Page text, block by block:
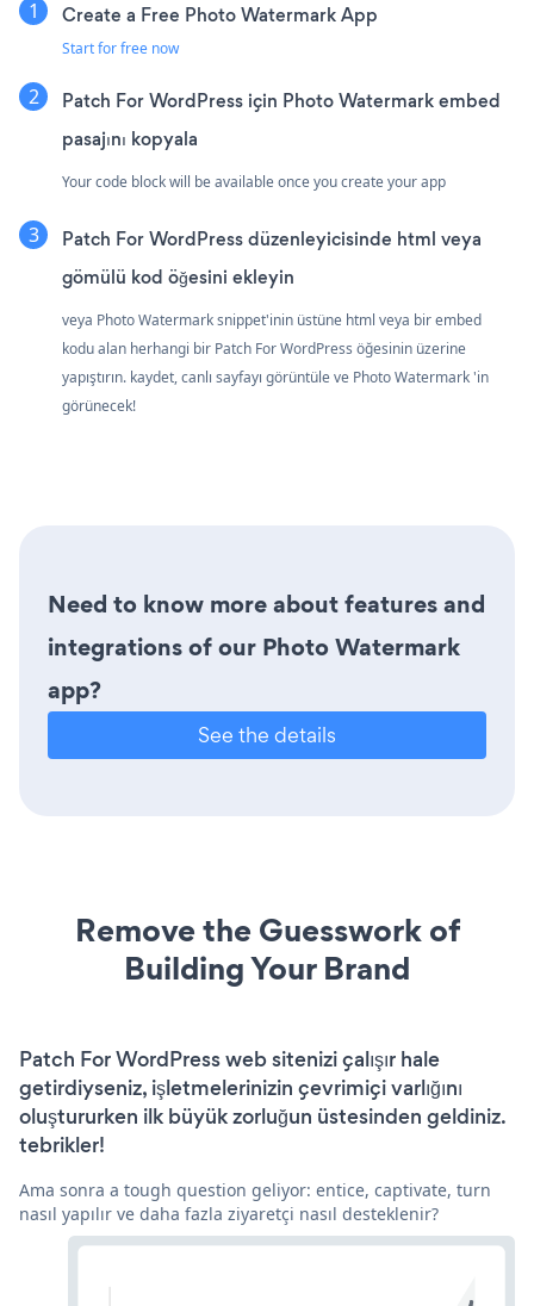
Create a Free Photo Watermark App
Start for free now
Patch For WordPress için Photo Watermark embed
pasajını kopyala
Your code block will be available once you create your app
Patch For WordPress düzenleyicisinde html veya
gömülü kod öğesini ekleyin
veya Photo Watermark snippet'inin üstüne html veya bir embed
kodu alan herhangi bir Patch For WordPress öğesinin üzerine
yapıştırın. kaydet, canlı sayfayı görüntüle ve Photo Watermark 'in
görünecek!
Need to know more about features and
integrations of our Photo Watermark
app?
See the details
Remove the Guesswork of
Building Your Brand
Patch For WordPress web sitenizi çalışır hale
getirdiyseniz, işletmelerinizin çevrimiçi varlığını
oluştururken ilk büyük zorluğun üstesinden geldiniz.
tebrikler!
Ama sonra a tough question geliyor: entice, captivate, turn
nasıl yapılır ve daha fazla ziyaretçi nasıl desteklenir?